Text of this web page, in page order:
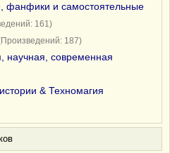
фанфики и самостоятельные
161)
187)
научная, современная
& Техномагия